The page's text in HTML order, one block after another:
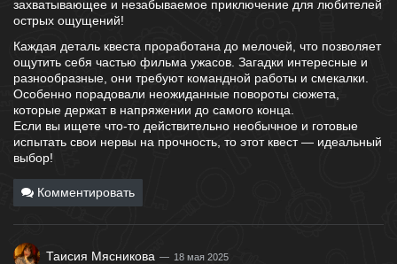
захватывающее и незабываемое приключение для любителей
острых ощущений!
Каждая деталь квеста проработана до мелочей, что позволяет
ощутить себя частью фильма ужасов. Загадки интересные и
разнообразные, они требуют командной работы и смекалки.
Особенно порадовали неожиданные повороты сюжета,
которые держат в напряжении до самого конца.
Если вы ищете что-то действительно необычное и готовые
испытать свои нервы на прочность, то этот квест — идеальный
выбор!
Комментировать
Таисия Мясникова 18 мая 2025